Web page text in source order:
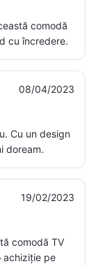
comodă
cu încredere.
08/04/2023
Cu un design
doream.
19/02/2023
comodă TV
achiziție pe